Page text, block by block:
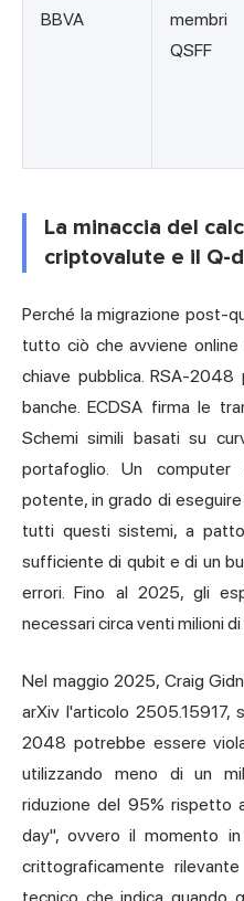
BBVA
membri
QSFF
La minaccia del
criptovalute e il Q-
Perché la migrazione post-
tutto ciò che avviene
chiave pubblica. RSA-
banche. ECDSA firma le
Schemi simili basati su
portafoglio. Un computer
potente, in grado di
tutti questi sistemi, a
sufficiente di qubit e di un
errori. Fino al 2025, gli
necessari circa venti milioni
Nel maggio 2025, Craig
arXiv l'articolo 2505.15917,
2048 potrebbe essere
utilizzando meno di un
riduzione del 95% rispetto
day", ovvero il momento
crittograficamente